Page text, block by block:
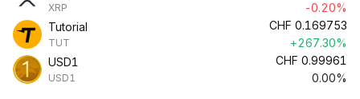
XRP
-0.20%
Tutorial
TUT
CHF 0.169753
+267.30%
USD1
USD1
CHF 0.99961
0.00%